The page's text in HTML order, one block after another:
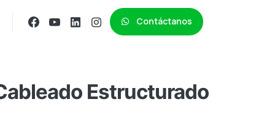
Contáctanos
Estructurado